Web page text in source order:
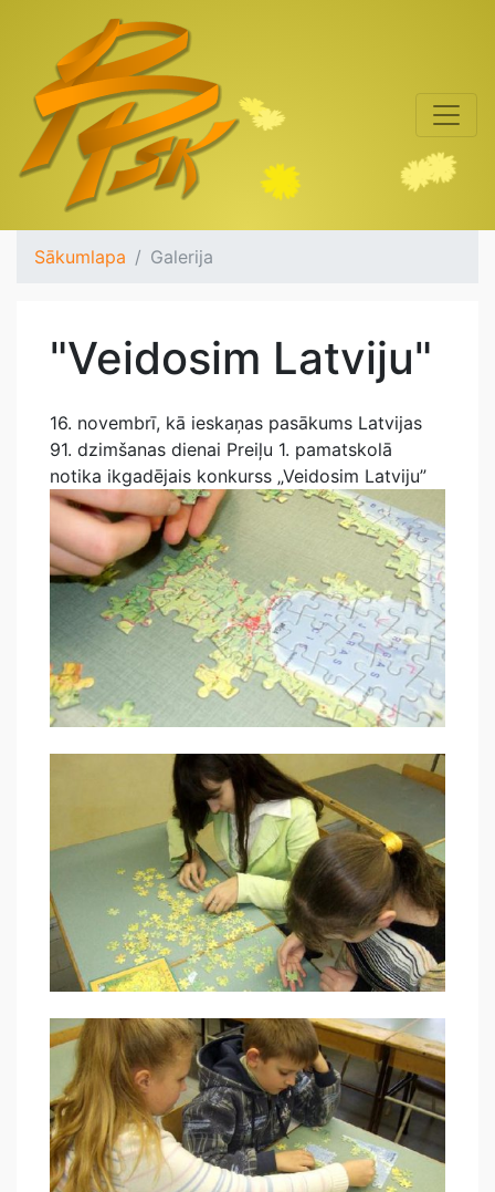
Sākumlapa Galerija
"Veidosim Latviju"
16. novembrī, kā ieskaņas pasākums Latvijas
91. dzimšanas dienai Preiļu 1. pamatskolā
notika ikgadējais konkurss „Veidosim Latviju”